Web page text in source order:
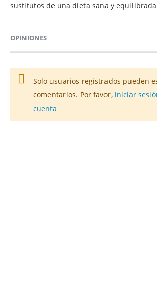
sustitutos de una dieta sana y
OPINIONES
Solo usuarios registrados pueden
comentarios. Por favor, iniciar
cuenta